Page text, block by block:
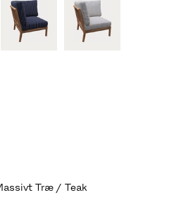
Ubehandlet Massivt Træ / Teak